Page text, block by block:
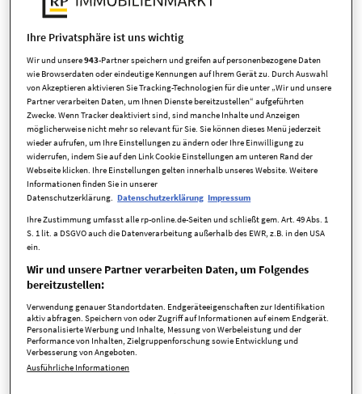
Übersicht ausblenden
Eckdaten
Art Einfamilienhaus
Kaufpreis
Zimmer
verfügbar ab nach Absprache
Anbieter-ID 5199
Ihre Privatsphäre ist uns wichtig
Wir und unsere943-Partner speichern und greifen auf personenbezogene Daten
wie Browserdaten oder eindeutige Kennungen auf Ihrem Gerät zu. Durch Auswahl
von Akzeptieren aktivieren Sie Tracking-Technologien für die unter „Wir und unsere
Partner verarbeiten Daten, um Ihnen Dienste bereitzustellen“ aufgeführten
Zwecke. Wenn Tracker deaktiviert sind, sind manche Inhalte und Anzeigen
möglicherweise nicht mehr so relevant für Sie. Sie können dieses Menü jederzeit
wieder aufrufen, um Ihre Einstellungen zu ändern oder Ihre Einwilligung zu
widerrufen, indem Sie auf den Link Cookie Einstellungen am unteren Rand der
Webseite klicken. Ihre Einstellungen gelten innerhalb unseres Website. Weitere
Informationen finden Sie in unserer
Datenschutzerklärung. Datenschutzerklärung Impressum
Ihre Zustimmung umfasst alle rp-online.de-Seiten und schließt gem. Art. 49 Abs. 1
S. 1 lit. a DSGVO auch die Datenverarbeitung außerhalb des EWR, z.B. in den USA
ein.
Wir und unsere Partner verarbeiten Daten, um Folgendes
bereitzustellen:
Verwendung genauer Standortdaten. Endgeräteeigenschaften zur Identifikation
aktiv abfragen. Speichern von oder Zugriff auf Informationen auf einem Endgerät.
Personalisierte Werbung und Inhalte, Messung von Werbeleistung und der
Performance von Inhalten, Zielgruppenforschung sowie Entwicklung und
Verbesserung von Angeboten.
Ausführliche Informationen